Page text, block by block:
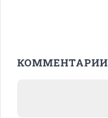
КОММЕНТАРИИ